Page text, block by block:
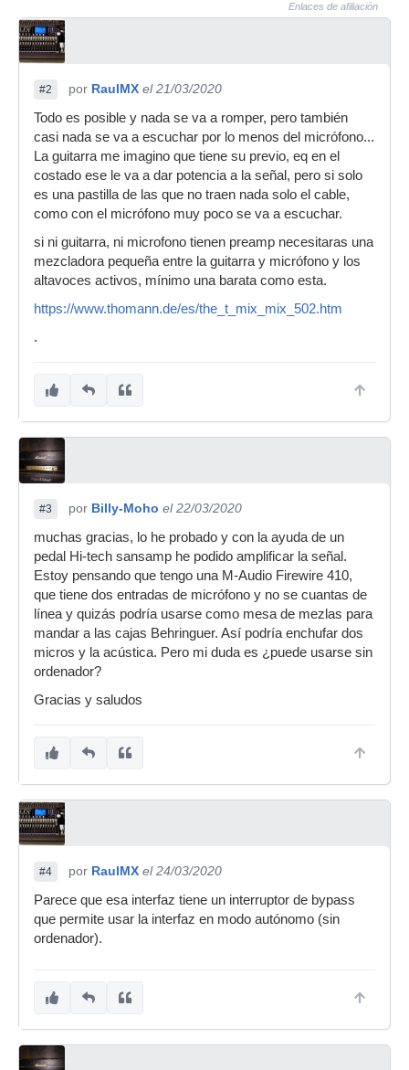
Enlaces de afiliación
#2 por RaulMX el 21/03/2020
Todo es posible y nada se va a romper, pero también
casi nada se va a escuchar por lo menos del micrófono...
La guitarra me imagino que tiene su previo, eq en el
costado ese le va a dar potencia a la señal, pero si solo
es una pastilla de las que no traen nada solo el cable,
como con el micrófono muy poco se va a escuchar.
si ni guitarra, ni microfono tienen preamp necesitaras una
mezcladora pequeña entre la guitarra y micrófono y los
altavoces activos, mínimo una barata como esta.
https://www.thomann.de/es/the_t_mix_mix_502.htm
.
#3 por Billy-Moho el 22/03/2020
muchas gracias, lo he probado y con la ayuda de un
pedal Hi-tech sansamp he podido amplificar la señal.
Estoy pensando que tengo una M-Audio Firewire 410,
que tiene dos entradas de micrófono y no se cuantas de
línea y quizás podría usarse como mesa de mezlas para
mandar a las cajas Behringuer. Así podría enchufar dos
micros y la acústica. Pero mi duda es ¿puede usarse sin
ordenador?
Gracias y saludos
#4 por RaulMX el 24/03/2020
Parece que esa interfaz tiene un interruptor de bypass
que permite usar la interfaz en modo autónomo (sin
ordenador).